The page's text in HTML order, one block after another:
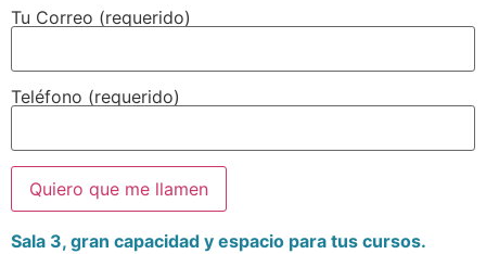
Tu Correo (requerido)
Teléfono (requerido)
Sala 3, gran capacidad y espacio para tus cursos.